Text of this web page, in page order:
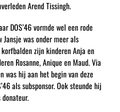
Arend Tissingh.
DOS’46 vormde wel een rode
was onder meer als
zijn kinderen Anja en
Rosanne, Anique en Maud. Via
was hij aan het begin van deze
als subsponsor. Ook steunde hij